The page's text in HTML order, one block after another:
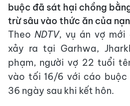
buộc đã sát hại chồng
trừ sâu vào thức ăn của
TheoNDTV, vụ án vợ mới
xảy ra tại Garhwa,
phạm, người vợ 22 tuổi
vào tối 16/6 với cáo
36 ngày sau khi kết hôn.